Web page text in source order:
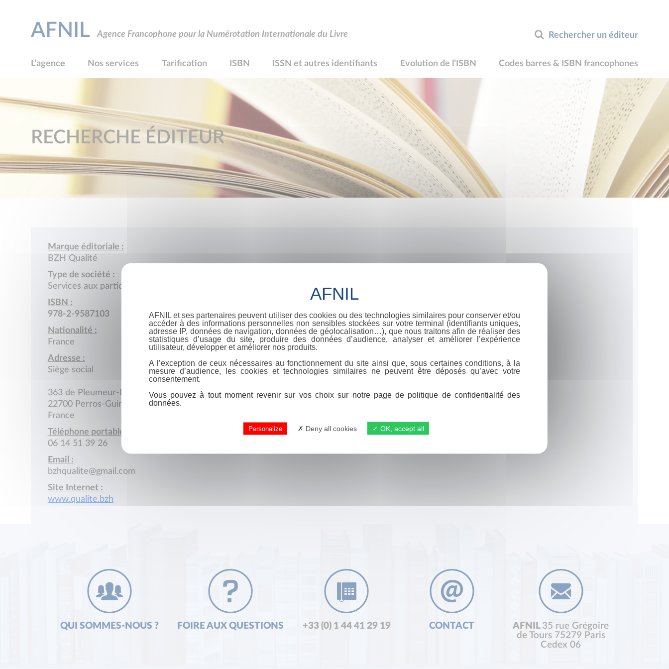
Rechercher un éditeur
AFNIL Agence Francophone pour la Numérotation Internationale du Livre
L’agence Nos services Tarification ISBN ISSN et autres identifiants Evolution de l’ISBN Codes barres & ISBN francophones
RECHERCHE ÉDITEUR
Marque éditoriale :
BZH Qualité
Type de société :
Services aux particuliers
ISBN :
978-2-9587103
Nationalité :
France
Adresse :
Siège social
363 de Pleumeur-Bodou
22700 Perros-Guirec
France
Téléphone portable :
06 14 51 39 26
Email :
bzhqualite@gmail.com
Site Internet :
www.qualite.bzh
QUI SOMMES-NOUS ? FOIRE AUX QUESTIONS +33 (0) 1 44 41 29 19 CONTACT AFNIL 35 rue Grégoire
de Tours 75279 Paris
Cedex 06
AFNIL et ses partenaires peuvent utiliser des cookies ou des technologies similaires pour conserver et/ou
accéder à des informations personnelles non sensibles stockées sur votre terminal (identifiants uniques,
adresse IP, données de navigation, données de géolocalisation…), que nous traitons afin de réaliser des
statistiques d’usage du site, produire des données d’audience, analyser et améliorer l’expérience
utilisateur, développer et améliorer nos produits.
A l’exception de ceux nécessaires au fonctionnement du site ainsi que, sous certaines conditions, à la
mesure d’audience, les cookies et technologies similaires ne peuvent être déposés qu’avec votre
consentement.
Vous pouvez à tout moment revenir sur vos choix sur notre page de politique de confidentialité des
données.
Personalize Deny all cookies OK, accept all